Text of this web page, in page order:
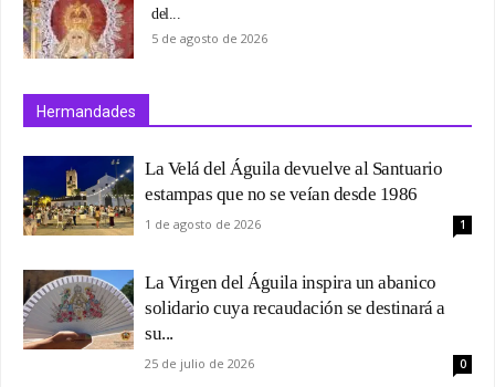
del...
5 de agosto de 2026
Hermandades
La Velá del Águila devuelve al Santuario
estampas que no se veían desde 1986
1 de agosto de 2026 1
La Virgen del Águila inspira un abanico
solidario cuya recaudación se destinará a
su...
25 de julio de 2026 0